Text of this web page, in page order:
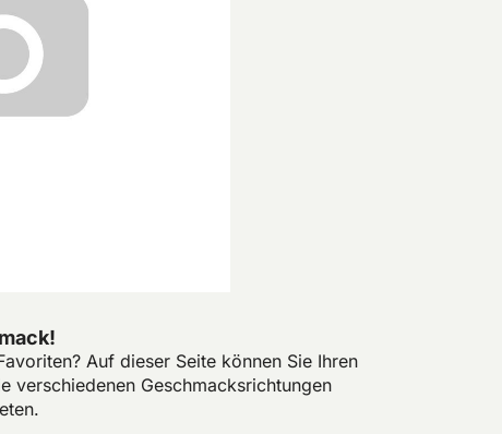
Auf dieser Seite können Sie Ihren
verschiedenen Geschmacksrichtungen